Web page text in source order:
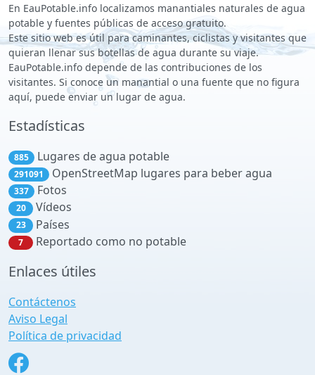
En EauPotable.info localizamos manantiales naturales de agua
potable y fuentes públicas de acceso gratuito.
Este sitio web es útil para caminantes, ciclistas y visitantes que
quieran llenar sus botellas de agua durante su viaje.
EauPotable.info depende de las contribuciones de los
visitantes. Si conoce un manantial o una fuente que no figura
aquí, puede enviar un lugar de agua.
Estadísticas
885 Lugares de agua potable
291091 OpenStreetMap lugares para beber agua
337 Fotos
20 Vídeos
23 Países
7 Reportado como no potable
Enlaces útiles
Contáctenos
Aviso Legal
Política de privacidad